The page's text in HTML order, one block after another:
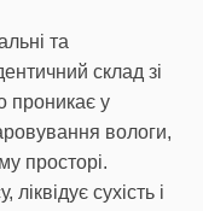
та
склад зі
проникає у
вологи,
просторі.
сухість і